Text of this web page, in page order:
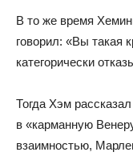
В то же время
говорил: «Вы такая
категорически
Тогда Хэм
в «карманную
взаимностью,